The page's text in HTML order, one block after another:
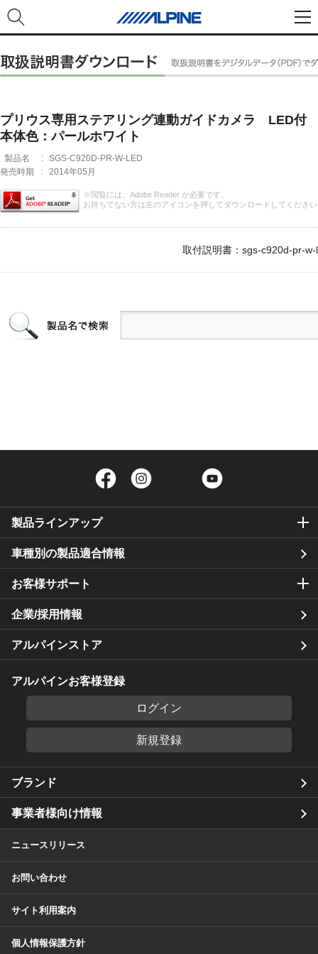
プリウス専用ステアリング連動ガイドカメラ LED付
本体色：パールホワイト
製品名 : SGS-C920D-PR-W-LED
発売時期
: 2014年05月
※閲覧には、Adobe Reader が必要です。
お持ちでない方は左のアイコンを押してダウンロードしてくださ
取付説明書：sgs-c920d-pr-
Facebook Twitter
製品ラインアップ
車種別の製品適合情報
お客様サポート
企業/採用情報
アルパインストア
アルパインお客様登録
ログイン
新規登録
ブランド
事業者様向け情報
ニュースリリース
お問い合わせ
サイト利用案内
個人情報保護方針